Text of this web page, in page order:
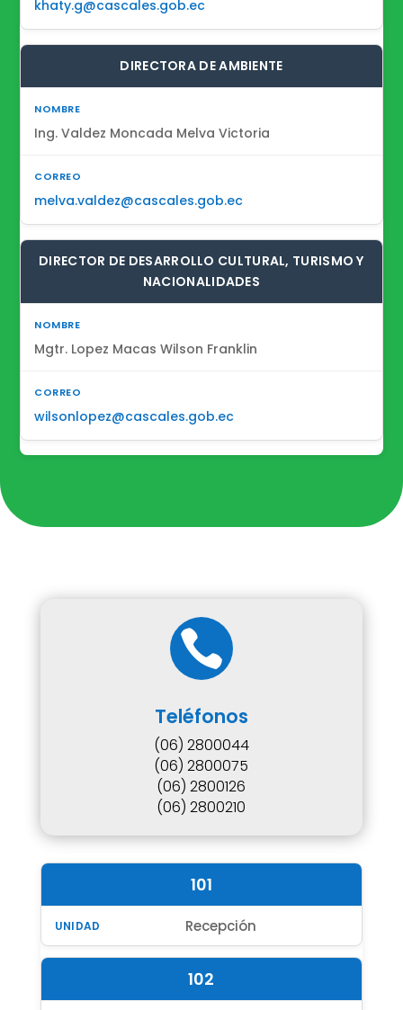
khaty.g@cascales.gob.ec
DIRECTORA DE AMBIENTE
Ing. Valdez Moncada Melva Victoria
melva.valdez@cascales.gob.ec
DIRECTOR DE DESARROLLO CULTURAL, TURISMO Y
NACIONALIDADES
Mgtr. Lopez Macas Wilson Franklin
wilsonlopez@cascales.gob.ec

Teléfonos
(06) 2800044
(06) 2800075
(06) 2800126
(06) 2800210
101
Recepción
102